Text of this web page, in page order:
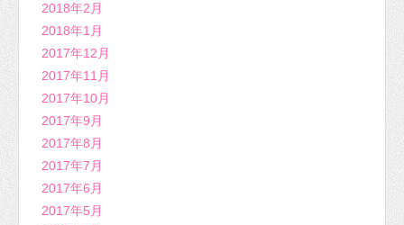
2018年2月
2018年1月
2017年12月
2017年11月
2017年10月
2017年9月
2017年8月
2017年7月
2017年6月
2017年5月